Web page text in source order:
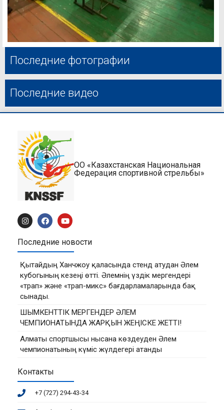
Последние фотографии
Последние видео
ОО «Казахстанская Национальная
Федерация спортивной стрельбы»
Последние новости
Қытайдың Ханчжоу қаласында стенд атудан Әлем
кубогының кезеңі өтті. Әлемнің үздік мергендері
«трап» және «трап-микс» бағдарламаларында бақ
сынады.
ШЫМКЕНТТІК МЕРГЕНДЕР ӘЛЕМ
ЧЕМПИОНАТЫНДА ЖАРҚЫН ЖЕҢІСКЕ ЖЕТТІ!
Алматы спортшысы нысана көздеуден Әлем
чемпионатының күміс жүлдегері атанды
Контакты
+7 (727) 294-43-34